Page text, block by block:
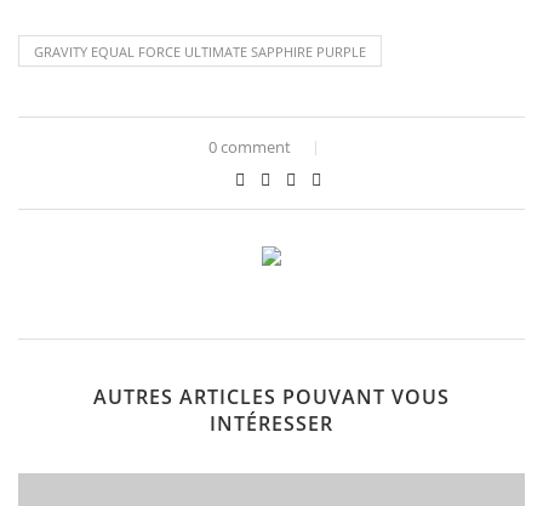
GRAVITY EQUAL FORCE ULTIMATE SAPPHIRE PURPLE
0 comment
AUTRES ARTICLES POUVANT VOUS
INTÉRESSER